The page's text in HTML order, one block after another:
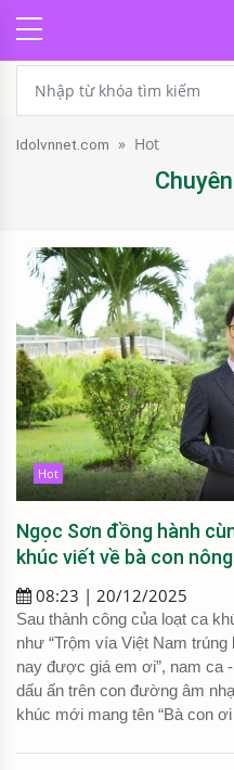
Idolvnnet.com » Hot
Hot
Ngọc Sơn đồng hành
khúc viết về bà con
08:23 | 20/12/2025
Sau thành công của loạt ca
như “Trộm vía Việt Nam trúng
nay được giá em ơi”, nam ca
dấu ấn trên con đường âm
khúc mới mang tên “Bà con